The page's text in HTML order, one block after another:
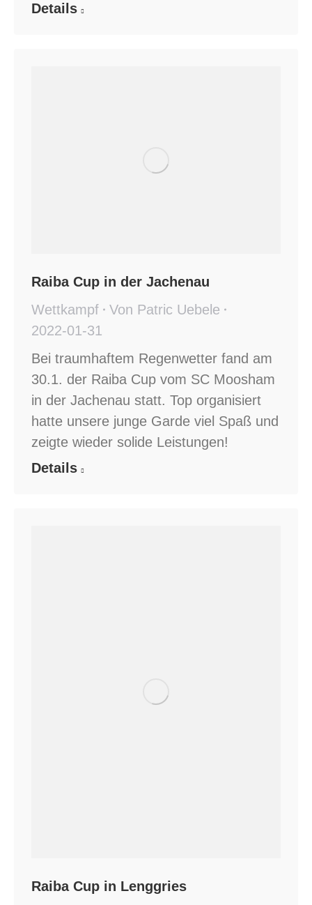
Details
Raiba Cup in der Jachenau
Wettkampf
Von Patric Uebele
2022-01-31
Bei traumhaftem Regenwetter fand am
30.1. der Raiba Cup vom SC Moosham
in der Jachenau statt. Top organisiert
hatte unsere junge Garde viel Spaß und
zeigte wieder solide Leistungen!
Details
Raiba Cup in Lenggries